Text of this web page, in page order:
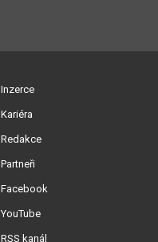
Inzerce
Kariéra
Redakce
Partneři
Facebook
YouTube
RSS kanál